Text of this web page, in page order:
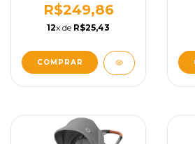
LARA 2 II MAXI-COSI
PEÇA REPOSIÇÃO
R$249,86
12x de R$25,43
COMPRAR